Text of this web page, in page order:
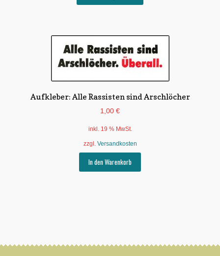
Varianten
auf.
Die
Optionen
der
Aufkleber: Alle Rassisten sind Arschlöcher
1,00 €
inkl. 19 % MwSt.
zzgl. Versandkosten
In den Warenkorb